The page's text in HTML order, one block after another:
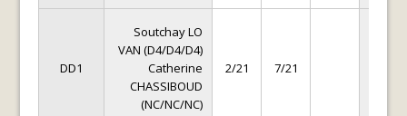
DD1
Soutchay LO
VAN (D4/D4/D4)
Catherine
CHASSIBOUD
(NC/NC/NC)
2/21 7/21